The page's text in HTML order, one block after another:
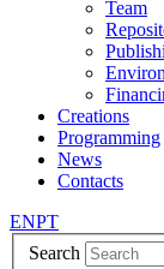
Team
Creations
Programming
News
Contacts
ENPT
Search